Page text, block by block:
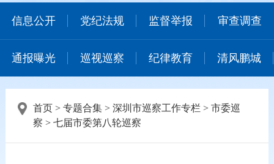
信息公开 党纪法规 监督举报 审查调查
通报曝光 巡视巡察 纪律教育 清风鹏城
首页> 专题合集> 深圳市巡察工作专栏 > 市委巡
察 > 七届市委第八轮巡察